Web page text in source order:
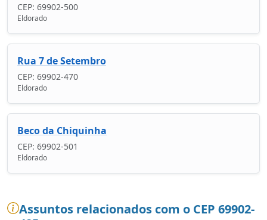
CEP: 69902-500
Eldorado
Rua 7 de Setembro
CEP: 69902-470
Eldorado
Beco da Chiquinha
CEP: 69902-501
Eldorado
Assuntos relacionados com o CEP 69902-